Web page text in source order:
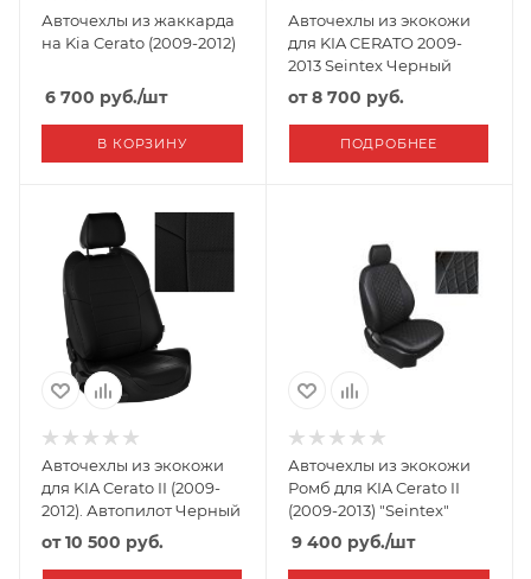
Авточехлы из жаккарда
на Kia Cerato (2009-2012)
6 700 руб./шт
В КОРЗИНУ
Авточехлы из экокожи
для KIA CERATO 2009-
2013 Seintex Черный
от8 700 руб.
ПОДРОБНЕЕ
Авточехлы из экокожи
для KIA Cerato II (2009-
2012). Автопилот Черный
от10 500 руб.
Авточехлы из экокожи
Ромб для KIA Cerato II
(2009-2013) "Seintex"
9 400 руб./шт